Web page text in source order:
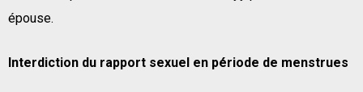
épouse.
Interdiction du rapport sexuel en période de menstrues